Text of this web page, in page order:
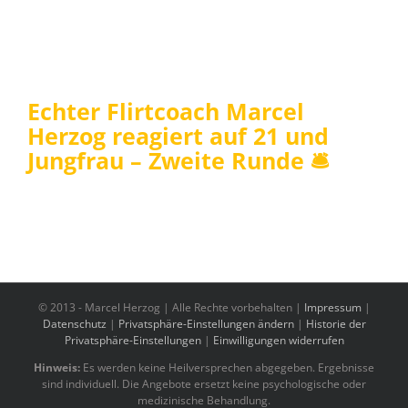
Echter Flirtcoach Marcel
Herzog reagiert auf 21 und
Jungfrau – Zweite Runde 🛎
© 2013 - Marcel Herzog | Alle Rechte vorbehalten | Impressum |
Datenschutz | Privatsphäre-Einstellungen ändern| Historie der
Privatsphäre-Einstellungen| Einwilligungen widerrufen
Hinweis: Es werden keine Heilversprechen abgegeben. Ergebnisse
sind individuell. Die Angebote ersetzt keine psychologische oder
medizinische Behandlung.